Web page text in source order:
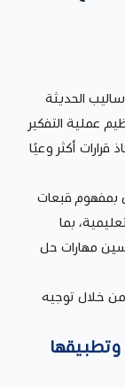
الحديثة
عملية التفكير
قرارات أكثر وعيًا
بمفهوم قبعات
بما
مهارات حل
من خلال توجيه
وتطبيقها